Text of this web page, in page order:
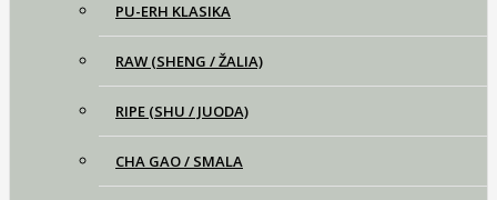
PU-ERH KLASIKA
RAW (SHENG / ŽALIA)
RIPE (SHU / JUODA)
CHA GAO / SMALA